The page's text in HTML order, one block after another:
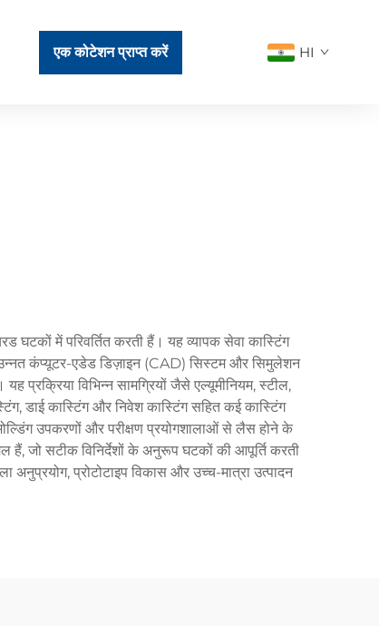
एक कोटेशन प्राप्त करें HI
घटकों में परिवर्तित करती हैं। यह व्यापक सेवा कास्टिंग
कंप्यूटर-एडेड डिज़ाइन (CAD) सिस्टम और सिमुलेशन
प्रक्रिया विभिन्न सामग्रियों जैसे एल्यूमीनियम, स्टील,
डाई कास्टिंग और निवेश कास्टिंग सहित कई कास्टिंग
उपकरणों और परीक्षण प्रयोगशालाओं से लैस होने के
हैं, जो सटीक विनिर्देशों के अनुरूप घटकों की आपूर्ति करती
प्रोटोटाइप विकास और उच्च-मात्रा उत्पादन